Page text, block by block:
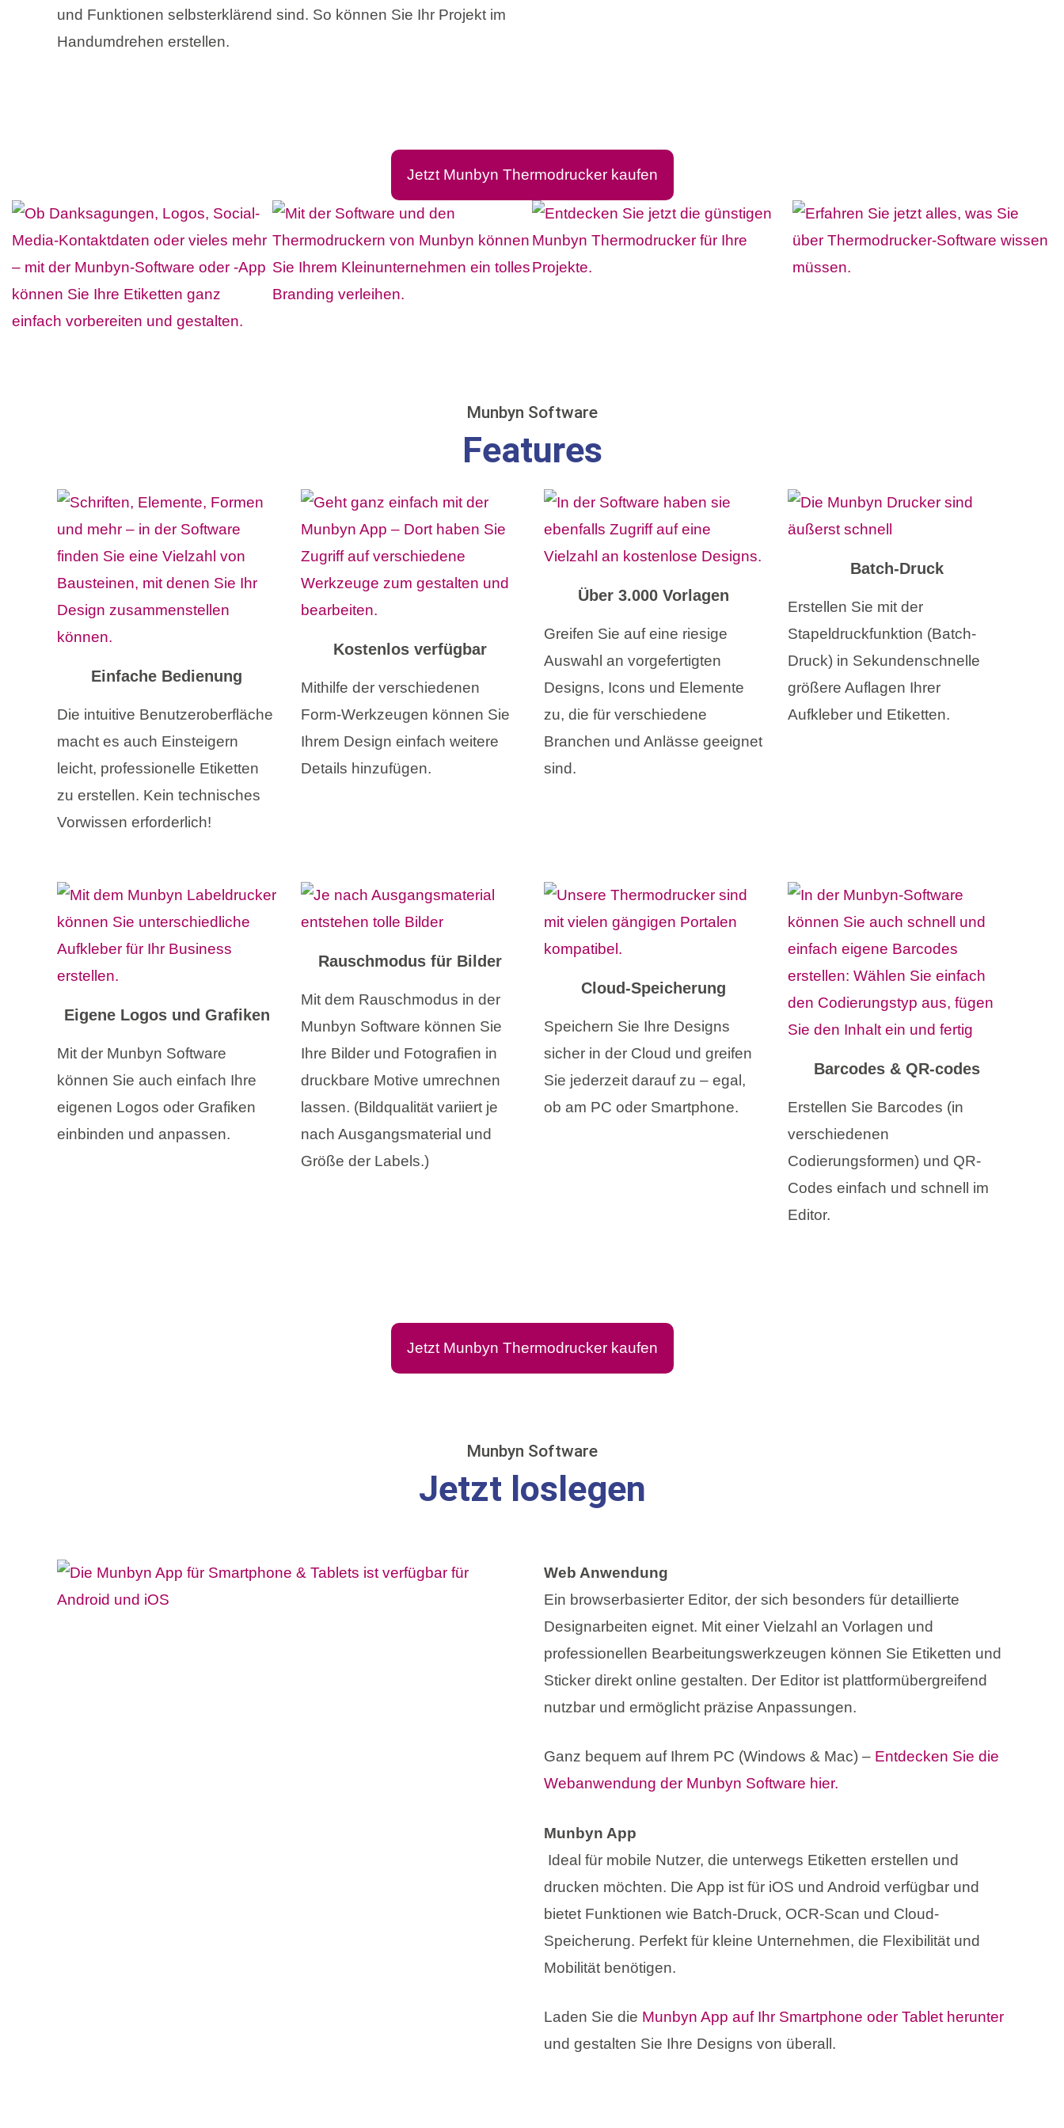
und Funktionen selbsterklärend sind. So können Sie Ihr Projekt im
Handumdrehen erstellen.
Jetzt Munbyn Thermodrucker kaufen
Munbyn Software
Features
Einfache Bedienung
Die intuitive Benutzeroberfläche
macht es auch Einsteigern
leicht, professionelle Etiketten
zu erstellen. Kein technisches
Vorwissen erforderlich!
Kostenlos verfügbar
Mithilfe der verschiedenen
Form-Werkzeugen können Sie
Ihrem Design einfach weitere
Details hinzufügen.
Über 3.000 Vorlagen
Greifen Sie auf eine riesige
Auswahl an vorgefertigten
Designs, Icons und Elemente
zu, die für verschiedene
Branchen und Anlässe geeignet
sind.
Batch-Druck
Erstellen Sie mit der
Stapeldruckfunktion (Batch-
Druck) in Sekundenschnelle
größere Auflagen Ihrer
Aufkleber und Etiketten.
Eigene Logos und Grafiken
Mit der Munbyn Software
können Sie auch einfach Ihre
eigenen Logos oder Grafiken
einbinden und anpassen.
Rauschmodus für Bilder
Mit dem Rauschmodus in der
Munbyn Software können Sie
Ihre Bilder und Fotografien in
druckbare Motive umrechnen
lassen. (Bildqualität variiert je
nach Ausgangsmaterial und
Größe der Labels.)
Cloud-Speicherung
Speichern Sie Ihre Designs
sicher in der Cloud und greifen
Sie jederzeit darauf zu – egal,
ob am PC oder Smartphone.
Barcodes & QR-codes
Erstellen Sie Barcodes (in
verschiedenen
Codierungsformen) und QR-
Codes einfach und schnell im
Editor.
Jetzt Munbyn Thermodrucker kaufen
Munbyn Software
Jetzt loslegen
Web Anwendung
Ein browserbasierter Editor, der sich besonders für detaillierte
Designarbeiten eignet. Mit einer Vielzahl an Vorlagen und
professionellen Bearbeitungswerkzeugen können Sie Etiketten und
Sticker direkt online gestalten. Der Editor ist plattformübergreifend
nutzbar und ermöglicht präzise Anpassungen.
Ganz bequem auf Ihrem PC (Windows & Mac) – Entdecken Sie die
Webanwendung der Munbyn Software hier.
Munbyn App
Ideal für mobile Nutzer, die unterwegs Etiketten erstellen und
drucken möchten. Die App ist für iOS und Android verfügbar und
bietet Funktionen wie Batch-Druck, OCR-Scan und Cloud-
Speicherung. Perfekt für kleine Unternehmen, die Flexibilität und
Mobilität benötigen.
Laden Sie die Munbyn App auf Ihr Smartphone oder Tablet herunter
und gestalten Sie Ihre Designs von überall.